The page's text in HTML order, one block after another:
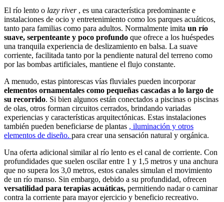
El río lento o lazy river , es una característica predominante e
instalaciones de ocio y entretenimiento como los parques acuáticos,
tanto para familias como para adultos. Normalmente imita un río
suave, serpenteante y poco profundo que ofrece a los huéspedes
una tranquila experiencia de deslizamiento en balsa. La suave
corriente, facilitada tanto por la pendiente natural del terreno como
por las bombas artificiales, mantiene el flujo constante.
A menudo, estas pintorescas vías fluviales pueden incorporar
elementos ornamentales como pequeñas cascadas a lo largo de
su recorrido. Si bien algunos están conectados a piscinas o piscinas
de olas, otros forman circuitos cerrados, brindando variadas
experiencias y características arquitectónicas. Estas instalaciones
también pueden beneficiarse de plantas , iluminación y otros
elementos de diseño. para crear una sensación natural y orgánica.
Una oferta adicional similar al río lento es el canal de corriente. Con
profundidades que suelen oscilar entre 1 y 1,5 metros y una anchura
que no supera los 3,0 metros, estos canales simulan el movimiento
de un río manso. Sin embargo, debido a su profundidad, ofrecen
versatilidad para terapias acuáticas, permitiendo nadar o caminar
contra la corriente para mayor ejercicio y beneficio recreativo.